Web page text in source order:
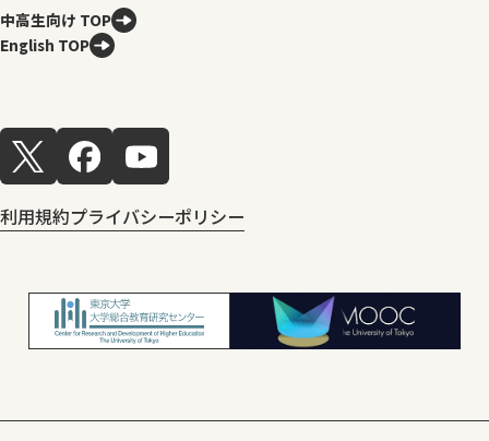
中高生向け TOP
English TOP
利用規約プライバシーポリシー